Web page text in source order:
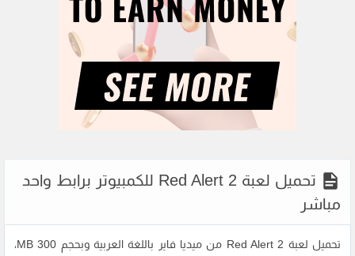
تحميل لعبة Red Alert 2 للكمبيوتر برابط واحد
مباشر
تحميل لعبة Red Alert 2 من ميديا فاير باللغة العربية وبحجم 300 MB،